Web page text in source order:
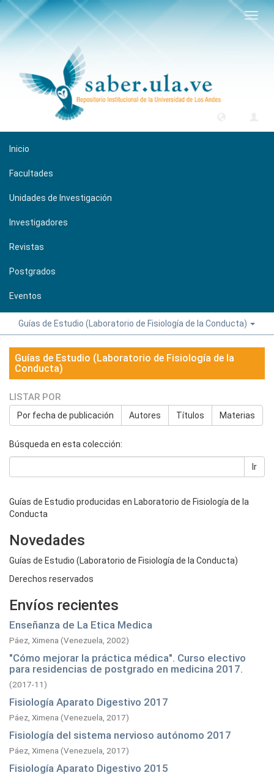
Inicio
Facultades
Unidades de Investigación
Investigadores
Revistas
Postgrados
Eventos
Guías de Estudio (Laboratorio de Fisiología de la Conducta)
Guías de Estudio (Laboratorio de Fisiología de la
Conducta)
LISTAR POR
Por fecha de publicación Autores Títulos Materias
Búsqueda en esta colección:
Ir
Guías de Estudio producidas en Laboratorio de Fisiología de la
Conducta
Novedades
Guías de Estudio (Laboratorio de Fisiología de la Conducta)
Derechos reservados
Envíos recientes
Enseñanza de La Etica Medica
Páez, Ximena (Venezuela, 2002)
"Cómo mejorar la práctica médica". Curso electivo
para residencias de postgrado en medicina 2017.
(2017-11)
Fisiología Aparato Digestivo 2017
Páez, Ximena (Venezuela, 2017)
Fisiología del sistema nervioso autónomo 2017
Páez, Ximena (Venezuela, 2017)
Fisiología Aparato Digestivo 2015